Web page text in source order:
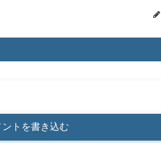
ントを書き込む